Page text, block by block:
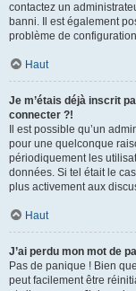
contactez un
banni. Il est également
problème de
Haut
Je m’étais déjà inscrit
connecter ?!
Il est possible qu’un
pour une quelconque
périodiquement les
données. Si tel était le
plus activement aux
Haut
J’ai perdu mon mot de
Pas de panique ! Bien
peut facilement être